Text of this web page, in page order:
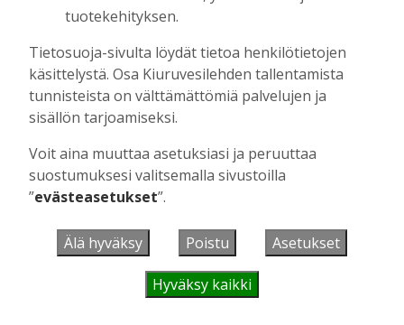
löytyi
Hanna Soini 3.8.2026 10:33
Rattijuoppoja jäi eniten kiinni Pohjois-
Savossa
Hanna Soini 1.8.2026 06:15
UUSIMMAT
5.8. 9:00
Mikko Remes täyttää 50 vuotta – vaikka
tuotekehityksen.
Tietosuoja-sivulta löydät tietoa henkilötietojen
käsittelystä. Osa Kiuruvesilehden tallentamista
tunnisteista on välttämättömiä palvelujen ja
sisällön tarjoamiseksi.
Voit aina muuttaa asetuksiasi ja peruuttaa
suostumuksesi valitsemalla sivustoilla
”evästeasetukset”.
Älä hyväksy Poistu Asetukset
Hyväksy kaikki